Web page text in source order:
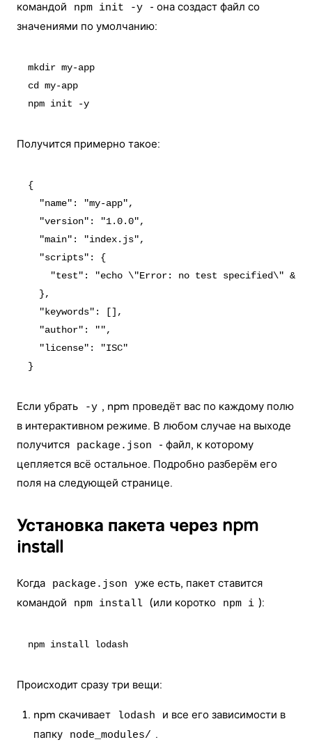
командой
npm init -y
- она создаст файл со
значениями по умолчанию:
mkdir my-app
cd my-app
Получится примерно такое:
{
  "name": "my-app",
  "version": "1.0.0",
  "main": "index.js",
  "scripts": {
"test": "echo \"Error: no test specified\" &&
  },
  "keywords": [],
  "author": "",
  "license": "ISC"
Если убрать -y , npm проведёт вас по каждому полю
в интерактивном режиме. В любом случае на выходе
получится
package.json
- файл, к которому
цепляется всё остальное. Подробно разберём его
поля на следующей странице.
Установка пакета через npm
install
Когда package.json
уже есть, пакет ставится
командой
npm install (или коротко npm i ):
Происходит сразу три вещи:
npm скачивает lodash
и все его зависимости в
папку
node_modules/ .